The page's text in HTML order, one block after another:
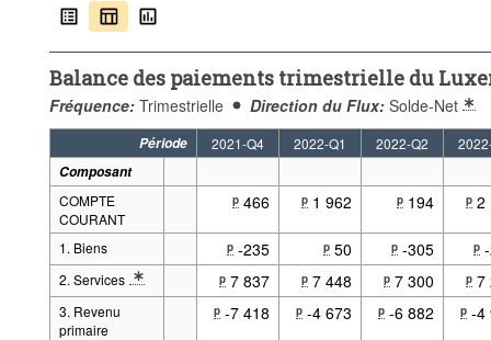
Balance des paiements trimestrielle du
Fréquence: Trimestrielle Direction du Flux: Solde-Net
Période 2021-Q4 2022-Q1 2022-Q2
Composant
COMPTE
COURANT
p 466 p 1 962 p 194 p 2
1. Biens p -235 p 50 p -305 p
2. Services
* Note Composant 2: Définitions : Services
p 7 837 p 7 448 p 7 300 p 7
3. Revenu
primaire
p -7 418 p -4 673 p -6 882 p -4